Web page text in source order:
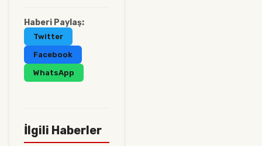
Haberi Paylaş:
Twitter
Facebook
WhatsApp
İlgili Haberler